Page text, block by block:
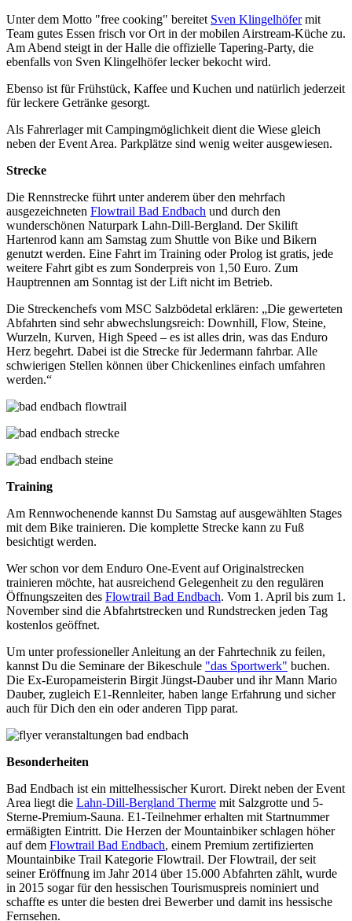
Unter dem Motto "free cooking" bereitet Sven Klingelhöfermit
Team gutes Essen frisch vor Ort in der mobilen Airstream-Küche zu.
Am Abend steigt in der Halle die offizielle Tapering-Party, die
ebenfalls von Sven Klingelhöfer lecker bekocht wird.
Ebenso ist für Frühstück, Kaffee und Kuchen und natürlich jederzeit
für leckere Getränke gesorgt.
Als Fahrerlager mit Campingmöglichkeit dient die Wiese gleich
neben der Event Area. Parkplätze sind wenig weiter ausgewiesen.
Strecke
Die Rennstrecke führt unter anderem über den mehrfach
ausgezeichneten Flowtrail Bad Endbach und durch den
wunderschönen Naturpark Lahn-Dill-Bergland. Der Skilift
Hartenrod kann am Samstag zum Shuttle von Bike und Bikern
genutzt werden. Eine Fahrt im Training oder Prolog ist gratis, jede
weitere Fahrt gibt es zum Sonderpreis von 1,50 Euro. Zum
Hauptrennen am Sonntag ist der Lift nicht im Betrieb.
Die Streckenchefs vom MSC Salzbödetal erklären: „Die gewerteten
Abfahrten sind sehr abwechslungsreich: Downhill, Flow, Steine,
Wurzeln, Kurven, High Speed – es ist alles drin, was das Enduro
Herz begehrt. Dabei ist die Strecke für Jedermann fahrbar. Alle
schwierigen Stellen können über Chickenlines einfach umfahren
werden.“
Training
Am Rennwochenende kannst Du Samstag auf ausgewählten Stages
mit dem Bike trainieren. Die komplette Strecke kann zu Fuß
besichtigt werden.
Wer schon vor dem Enduro One-Event auf Originalstrecken
trainieren möchte, hat ausreichend Gelegenheit zu den regulären
Öffnungszeiten des Flowtrail Bad Endbach. Vom 1. April bis zum 1.
November sind die Abfahrtstrecken und Rundstrecken jeden Tag
kostenlos geöffnet.
Um unter professioneller Anleitung an der Fahrtechnik zu feilen,
kannst Du die Seminare der Bikeschule "das Sportwerk" buchen.
Die Ex-Europameisterin Birgit Jüngst-Dauber und ihr Mann Mario
Dauber, zugleich E1-Rennleiter, haben lange Erfahrung und sicher
auch für Dich den ein oder anderen Tipp parat.
Besonderheiten
Bad Endbach ist ein mittelhessischer Kurort. Direkt neben der Event
Area liegt die Lahn-Dill-Bergland Therme mit Salzgrotte und 5-
Sterne-Premium-Sauna. E1-Teilnehmer erhalten mit Startnummer
ermäßigten Eintritt. Die Herzen der Mountainbiker schlagen höher
auf dem Flowtrail Bad Endbach, einem Premium zertifizierten
Mountainbike Trail Kategorie Flowtrail. Der Flowtrail, der seit
seiner Eröffnung im Jahr 2014 über 15.000 Abfahrten zählt, wurde
in 2015 sogar für den hessischen Tourismuspreis nominiert und
schaffte es unter die besten drei Bewerber und damit ins hessische
Fernsehen.